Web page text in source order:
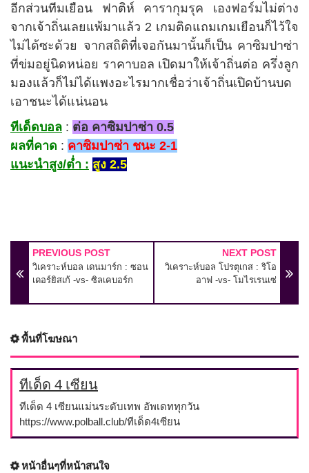
อีกส่วนทีมเยือน ฟาติห์ คารากุมรุค เองฟอร์มไม่ต่าง
จากเจ้าถิ่นเลยแพ้มาแล้ว 2 เกมติดแถมเกมเยือนก็ไว้ใจ
ไม่ได้ซะด้วย จากสถิติที่เจอกันมานั้นก็เป็น คาซิมปาซ่า
ที่ข่มอยู่นิดหน่อย ราคาบอล เปิดมาให้เจ้าถิ่นต่อ ครึ่งลูก
มองแล้วก็ไม่ได้แพงอะไรมากเชื่อว่าเจ้าถิ่นเปิดบ้านบด
เอาชนะได้แน่นอน
ทีเด็ดบอล : ต่อ คาซิมปาซ่า 0.5
ผลที่คาด : คาซิมปาซ่า ชนะ 2-1
แนะนำสูง/ต่ำ : สูง 2.5
PREVIOUS POST
วิเคราะห์บอล เดนมาร์ก : ซอน
เดอร์ยิสเก้ -vs- ซิลเคบอร์ก
NEXT POST
วิเคราะห์บอล โปรตุเกส : ริโอ
อาฟ -vs- โมไรเรนเซ่
พื้นที่โฆษณา
ทีเด็ด 4 เซียน
ทีเด็ด 4 เซียนแม่นระดับเทพ อัพเดททุกวัน
https://www.polball.club/ทีเด็ด4เซียน
หน้าอื่นๆที่หน้าสนใจ